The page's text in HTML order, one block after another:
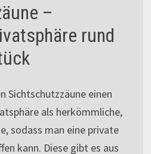
–
rund
Sichtschutzzäune einen
als herkömmliche,
sodass man eine private
kann. Diese gibt es aus